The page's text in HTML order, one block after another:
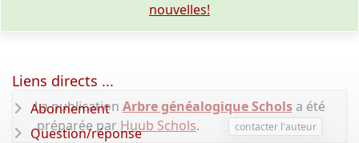
nouvelles!
La publication Arbre généalogique Scholsa été
préparée par Huub Schols. contacter l'auteur
Liens directs ...
Abonnement
Question/réponse